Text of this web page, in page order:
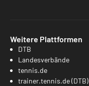
Weitere Plattformen
DTB
Landesverbände
tennis.de
trainer.tennis.de (DTB)